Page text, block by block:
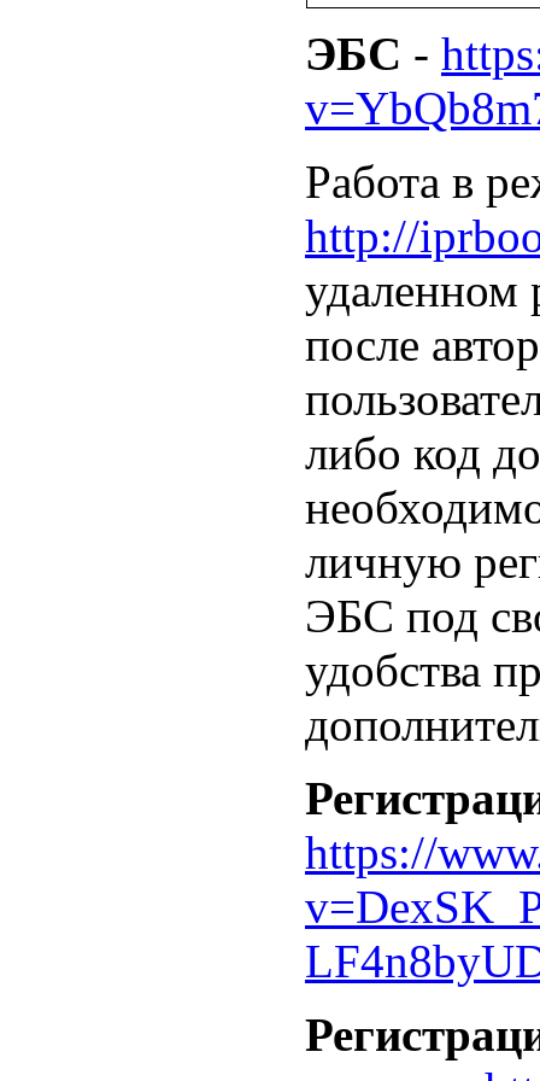
ЭБС -
Работа в
http://
удаленном
после
либо код
личную
ЭБС под
удобства
https://